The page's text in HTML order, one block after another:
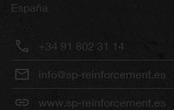
España
+34 91 802 31 14
info@sp-reinforcement.es
www.sp-reinforcement.es